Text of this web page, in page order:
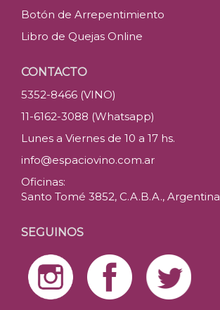
Botón de Arrepentimiento
Libro de Quejas Online
CONTACTO
5352-8466 (VINO)
11-6162-3088 (Whatsapp)
Lunes a Viernes de 10 a 17 hs.
info@espaciovino.com.ar
Oficinas:
Santo Tomé 3852, C.A.B.A., Argentina
SEGUINOS